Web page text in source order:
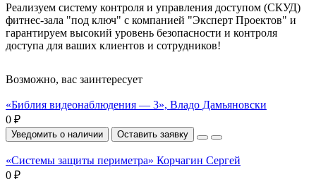
Реализуем систему контроля и управления доступом (СКУД)
фитнес-зала "под ключ" с компанией "Эксперт Проектов" и
гарантируем высокий уровень безопасности и контроля
доступа для ваших клиентов и сотрудников!
Возможно, вас заинтересует
«Библия видеонаблюдения — 3», Владо Дамьяновски
0 ₽
Уведомить о наличии Оставить заявку
«Системы защиты периметра» Корчагин Сергей
0 ₽